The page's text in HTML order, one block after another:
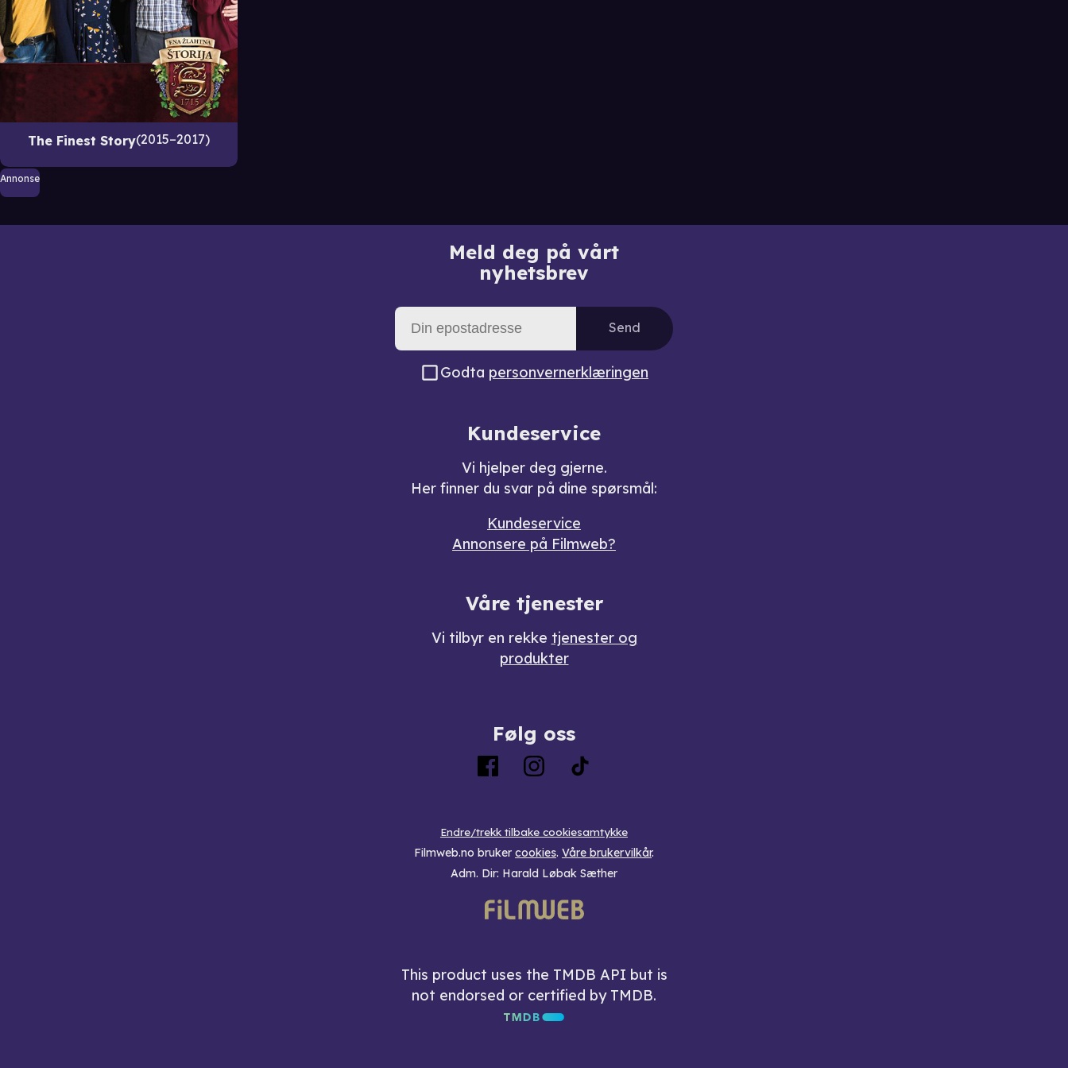
The Finest Story 2015–2017
Annonse
Meld deg på vårt
nyhetsbrev
Send
Godta personvernerklæringen
Kundeservice
Vi hjelper deg gjerne.
Her finner du svar på dine spørsmål:
Kundeservice
Annonsere på Filmweb?
Våre tjenester
Vi tilbyr en rekke tjenester og
produkter
Følg oss
Endre/trekk tilbake cookiesamtykke
Filmweb.no bruker cookies. Våre brukervilkår.
Adm. Dir: Harald Løbak Sæther
This product uses the TMDB API but is
not endorsed or certified by TMDB.